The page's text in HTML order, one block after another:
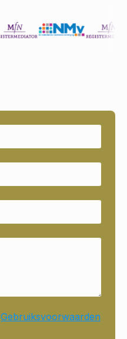
Gebruiksvoorwaarden